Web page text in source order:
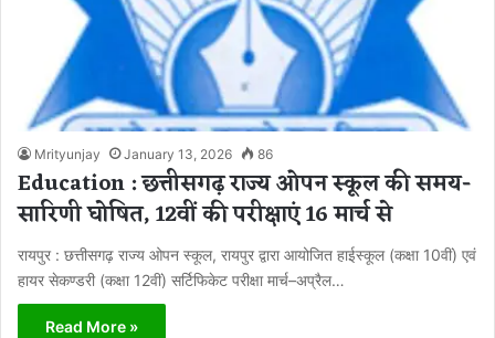
Mrityunjay January 13, 2026 86
Education : छत्तीसगढ़ राज्य ओपन स्कूल की समय-
सारिणी घोषित, 12वीं की परीक्षाएं 16 मार्च से
रायपुर : छत्तीसगढ़ राज्य ओपन स्कूल, रायपुर द्वारा आयोजित हाईस्कूल (कक्षा 10वीं) एवं
हायर सेकण्डरी (कक्षा 12वीं) सर्टिफिकेट परीक्षा मार्च–अप्रैल…
Read More »